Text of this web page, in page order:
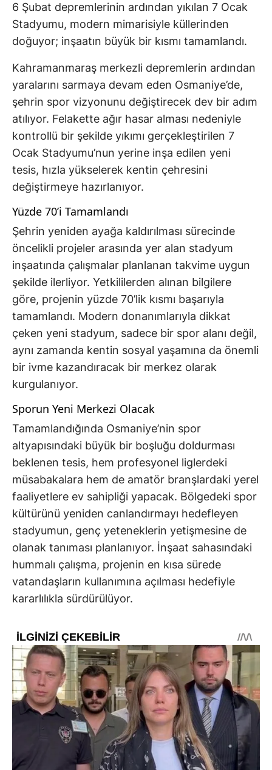
6 Şubat depremlerinin ardından yıkılan 7 Ocak
Stadyumu, modern mimarisiyle küllerinden
doğuyor; inşaatın büyük bir kısmı tamamlandı.
Kahramanmaraş merkezli depremlerin ardından
yaralarını sarmaya devam eden Osmaniye’de,
şehrin spor vizyonunu değiştirecek dev bir adım
atılıyor. Felakette ağır hasar alması nedeniyle
kontrollü bir şekilde yıkımı gerçekleştirilen 7
Ocak Stadyumu’nun yerine inşa edilen yeni
tesis, hızla yükselerek kentin çehresini
değiştirmeye hazırlanıyor.
Yüzde 70’i Tamamlandı
Şehrin yeniden ayağa kaldırılması sürecinde
öncelikli projeler arasında yer alan stadyum
inşaatında çalışmalar planlanan takvime uygun
şekilde ilerliyor. Yetkililerden alınan bilgilere
göre, projenin yüzde 70’lik kısmı başarıyla
tamamlandı. Modern donanımlarıyla dikkat
çeken yeni stadyum, sadece bir spor alanı değil,
aynı zamanda kentin sosyal yaşamına da önemli
bir ivme kazandıracak bir merkez olarak
kurgulanıyor.
Sporun Yeni Merkezi Olacak
Tamamlandığında Osmaniye’nin spor
altyapısındaki büyük bir boşluğu doldurması
beklenen tesis, hem profesyonel liglerdeki
müsabakalara hem de amatör branşlardaki yerel
faaliyetlere ev sahipliği yapacak. Bölgedeki spor
kültürünü yeniden canlandırmayı hedefleyen
stadyumun, genç yeteneklerin yetişmesine de
olanak tanıması planlanıyor. İnşaat sahasındaki
hummalı çalışma, projenin en kısa sürede
vatandaşların kullanımına açılması hedefiyle
kararlılıkla sürdürülüyor.